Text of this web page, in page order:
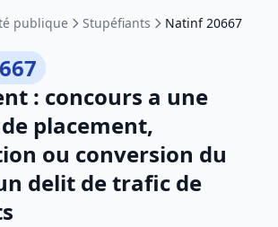
publique Stupéfiants Natinf 20667
: concours a une
placement,
ou conversion du
delit de trafic de